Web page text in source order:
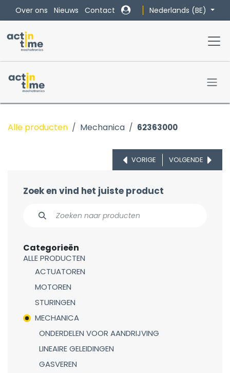
Overslaan naar inhoud
Over ons Nieuws Contact Nederlands (BE)
Alle producten Mechanica 62363000
VORIGE VOLGENDE
Zoek en vind het juiste product
Categorieën
ALLE PRODUCTEN
ACTUATOREN
MOTOREN
STURINGEN
MECHANICA
ONDERDELEN VOOR AANDRIJVING
LINEAIRE GELEIDINGEN
GASVEREN